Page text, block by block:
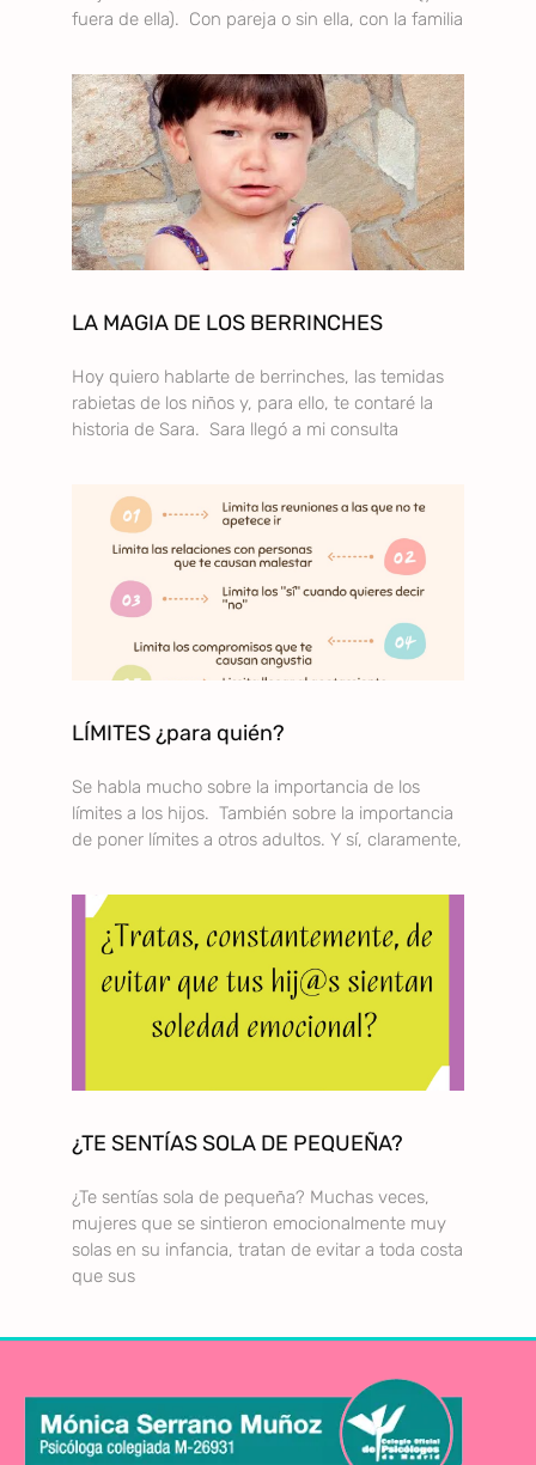
fuera de ella). Con pareja o sin ella, con la familia
LA MAGIA DE LOS BERRINCHES
Hoy quiero hablarte de berrinches, las temidas
rabietas de los niños y, para ello, te contaré la
historia de Sara. Sara llegó a mi consulta
LÍMITES ¿para quién?
Se habla mucho sobre la importancia de los
límites a los hijos. También sobre la importancia
de poner límites a otros adultos. Y sí, claramente,
¿TE SENTÍAS SOLA DE PEQUEÑA?
¿Te sentías sola de pequeña? Muchas veces,
mujeres que se sintieron emocionalmente muy
solas en su infancia, tratan de evitar a toda costa
que sus